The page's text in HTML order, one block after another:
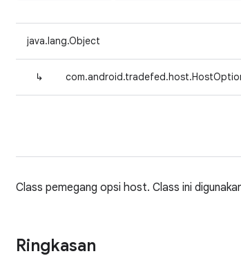
java.lang.Object
↳
Class pemegang opsi host. Class ini
Ringkasan